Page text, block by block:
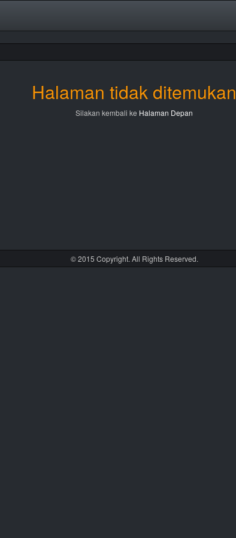
Halaman tidak ditemukan
Silakan kembali ke Halaman Depan
© 2015 Copyright. All Rights Reserved.